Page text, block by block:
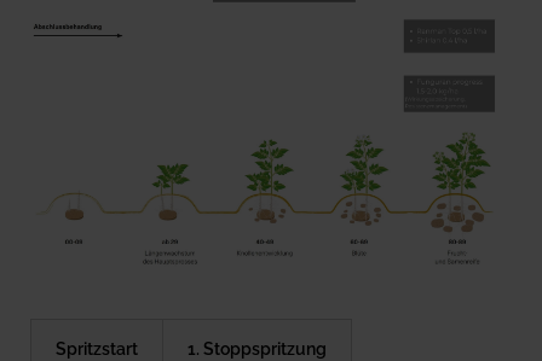
Spritzstart 1. Stoppspritzung